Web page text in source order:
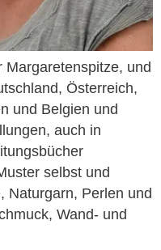
und
Österreich,
und Belgien und
auch in
selbst und
Naturgarn, Perlen und
Wand- und